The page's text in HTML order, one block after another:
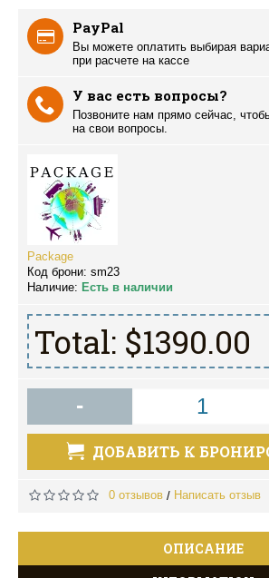
PayPal
Вы можете оплатить выбирая
при расчете на кассе
У вас есть вопросы?
Позвоните нам прямо сейчас,
на свои вопросы.
Package
Код брони: sm23
Наличие: Есть в наличии
Total: $1390.00
-
ДОБАВИТЬ К
0 отзывов / Написать отзыв
ОПИСАНИЕ